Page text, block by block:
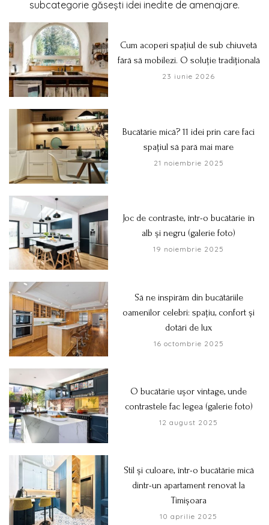
subcategorie găsești idei inedite de amenajare.
Cum acoperi spațiul de sub chiuvetă
fără să mobilezi. O soluție tradițională
23 iunie 2026
Bucătărie mică? 11 idei prin care faci
spațiul să pară mai mare
21 noiembrie 2025
Joc de contraste, într-o bucătărie în
alb și negru (galerie foto)
19 noiembrie 2025
Să ne inspirăm din bucătăriile
oamenilor celebri: spațiu, confort și
dotări de lux
16 octombrie 2025
O bucătărie ușor vintage, unde
contrastele fac legea (galerie foto)
12 august 2025
Stil și culoare, într-o bucătărie mică
dintr-un apartament renovat la
Timișoara
10 aprilie 2025